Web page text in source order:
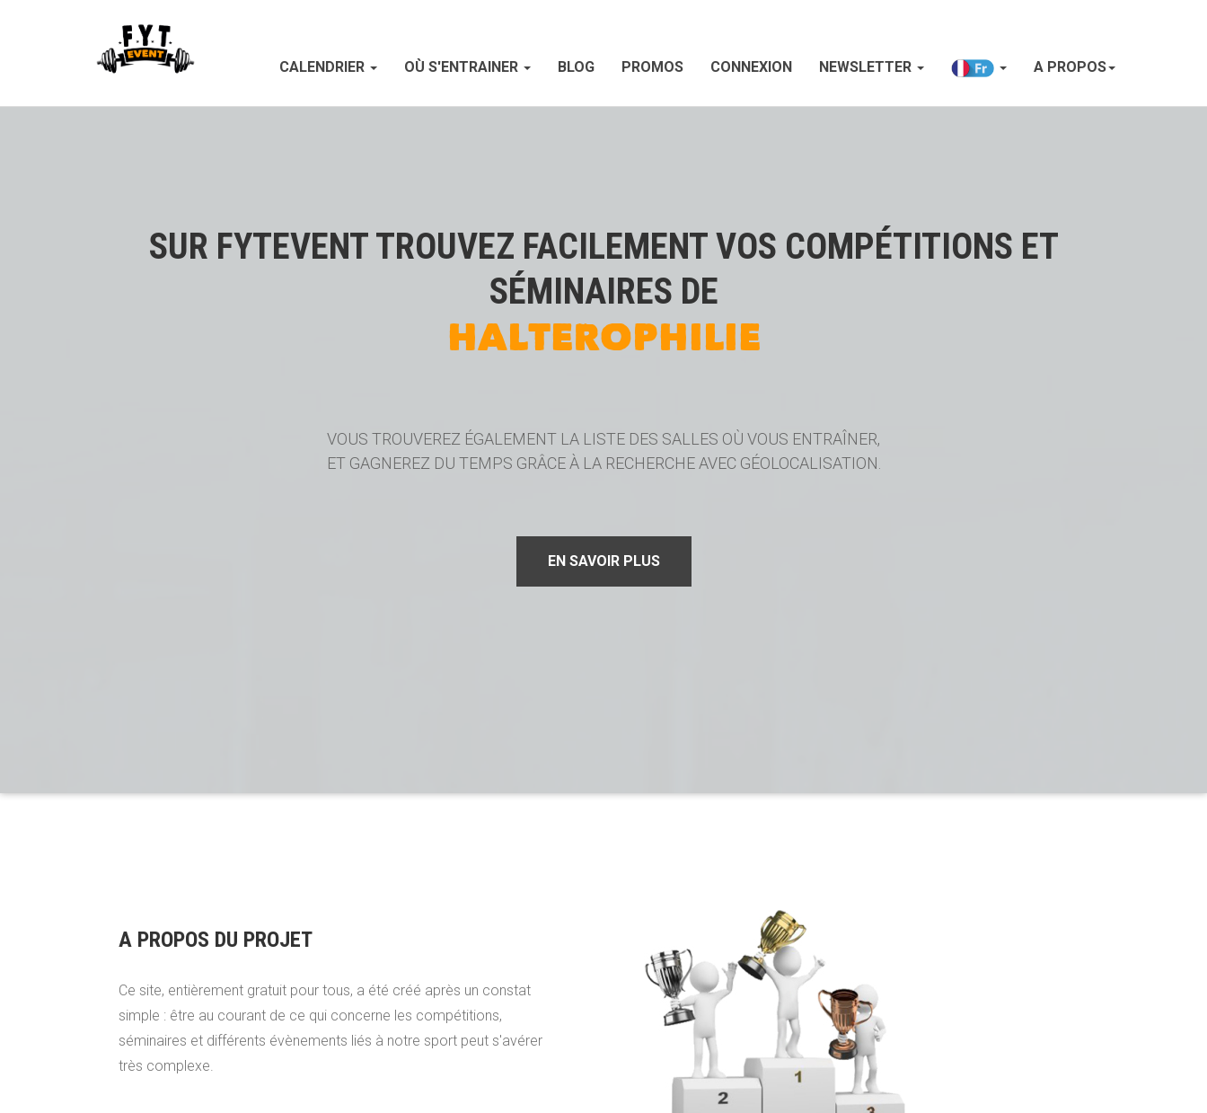
CALENDRIER OÙ S'ENTRAINER BLOG PROMOS CONNEXION NEWSLETTER A PROPOS
SUR FYTEVENT TROUVEZ FACILEMENT VOS COMPÉTITIONS ET
SÉMINAIRES DE
HALTEROPHILIE
VOUS TROUVEREZ ÉGALEMENT LA LISTE DES SALLES OÙ VOUS ENTRAÎNER,
ET GAGNEREZ DU TEMPS GRÂCE À LA RECHERCHE AVEC GÉOLOCALISATION.
EN SAVOIR PLUS
A PROPOS DU PROJET
Ce site, entièrement gratuit pour tous, a été créé après un constat
simple : être au courant de ce qui concerne les compétitions,
séminaires et différents évènements liés à notre sport peut s'avérer
très complexe.